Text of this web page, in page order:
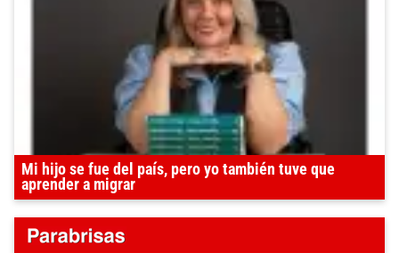
Mi hijo se fue del país, pero yo también tuve que
aprender a migrar